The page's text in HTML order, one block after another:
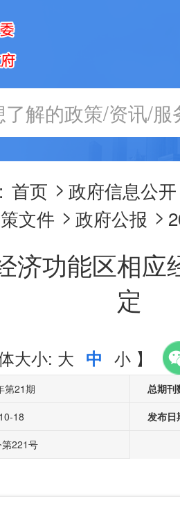
首页 > 政府信息公开
文件 > 政府公报 >
济功能区相应
定
大小: 大 中 小 】
第21期
总期刊
18
发布日
221号